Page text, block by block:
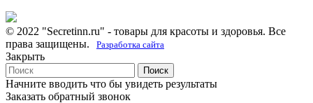
© 2022 "Secretinn.ru" - товары для красоты и здоровья. Все
права защищены.
Разработка сайта
Закрыть
Поиск
Начните вводить что бы увидеть результаты
Заказать обратный звонок